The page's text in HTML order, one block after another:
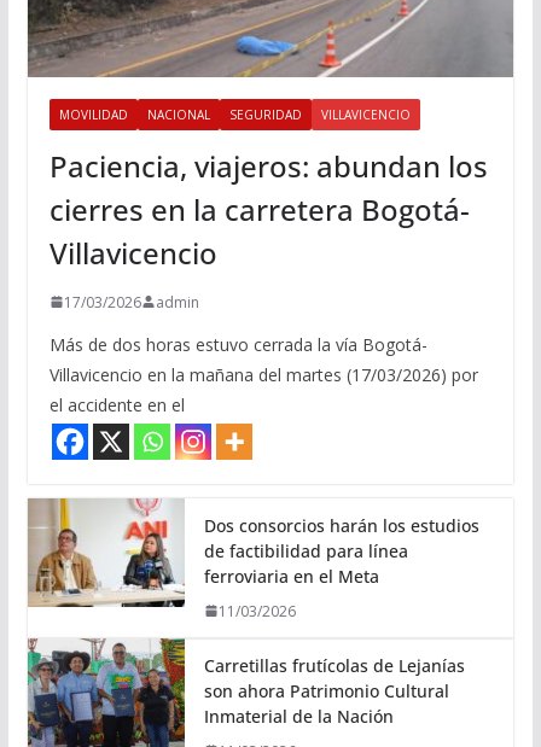
MOVILIDAD NACIONAL SEGURIDAD VILLAVICENCIO
Paciencia, viajeros: abundan los
cierres en la carretera Bogotá-
Villavicencio
17/03/2026 admin
Más de dos horas estuvo cerrada la vía Bogotá-
Villavicencio en la mañana del martes (17/03/2026) por
el accidente en el
Dos consorcios harán los estudios
de factibilidad para línea
ferroviaria en el Meta
11/03/2026
Carretillas frutícolas de Lejanías
son ahora Patrimonio Cultural
Inmaterial de la Nación